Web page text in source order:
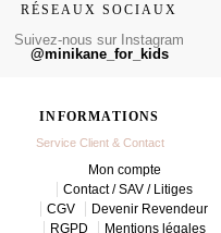
RÉSEAUX SOCIAUX
Suivez-nous sur Instagram
@minikane_for_kids
INFORMATIONS
Service Client & Contact
Mon compte
Contact / SAV / Litiges
CGV
Devenir Revendeur
RGPD
Mentions légales